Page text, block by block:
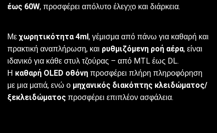
έως 60W, προσφέρει απόλυτο έλεγχο και διάρκεια.
Με χωρητικότητα 4ml, γέμισμα από πάνω για καθαρή και
πρακτική αναπλήρωση, και ρυθμιζόμενη ροή αέρα, είναι
ιδανικό για κάθε στυλ τζούρας – από MTL έως DL.
Η καθαρή OLED οθόνη προσφέρει πλήρη πληροφόρηση
με μια ματιά, ενώ ο μηχανικός διακόπτης κλειδώματος/
ξεκλειδώματος προσφέρει επιπλέον ασφάλεια.